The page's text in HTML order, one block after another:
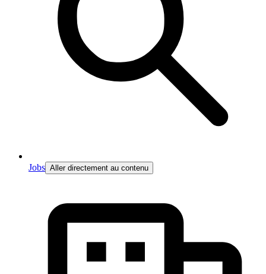
Jobs Aller directement au contenu